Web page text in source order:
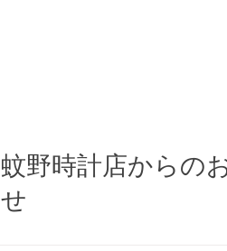
蚊野時計店からの
せ